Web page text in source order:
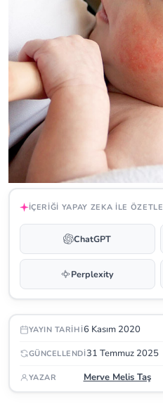
İÇERIĞI YAPAY ZEKA ILE ÖZETLE
ChatGPT
Perplexity
YAYIN TARIHI6 Kasım 2020
GÜNCELLENDI31 Temmuz 2025
YAZAR Merve Melis Taş